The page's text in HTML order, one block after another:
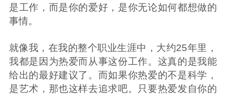
是工作，而是你的爱好，是你无论如何都想做的
事情。
就像我，在我的整个职业生涯中，大约25年里，
我都是因为热爱而从事这份工作。这真的是我能
给出的最好建议了。而如果你热爱的不是科学，
是艺术，那也这样去追求吧。只要热爱发自你的